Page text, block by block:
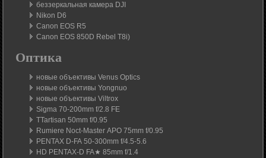
беззеркальная камера DJI
Nikon D6
Canon EOS R5
Canon EOS 850D Rebel T8i)
Оптика
новые объективы Venus Optics
новые объективы Yongnuo
новые объективы Viltrox
Sigma 70-200mm f/2.8 FE
TTartisan 50mm f/0.95
Rumiere Noct-Master APO 75mm f/0.95
PENTAX D-FA 50-300mm f/4.5-5.6
HD PENTAX-D FA★ 85mm f/1.4